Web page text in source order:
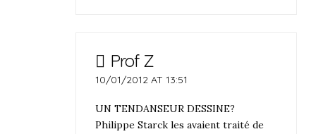
Prof Z
10/01/2012 AT 13:51
UN TENDANSEUR DESSINE?
Philippe Starck les avaient traité de